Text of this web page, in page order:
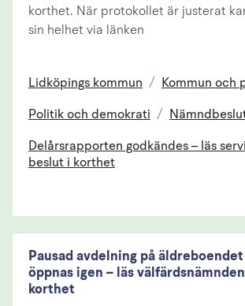
korthet. När protokollet är justerat
sin helhet via länken
Lidköpings kommun / Kommun och
Politik och demokrati /
Delårsrapporten godkändes – läs
beslut i korthet
Pausad avdelning på
öppnas igen – läs
korthet